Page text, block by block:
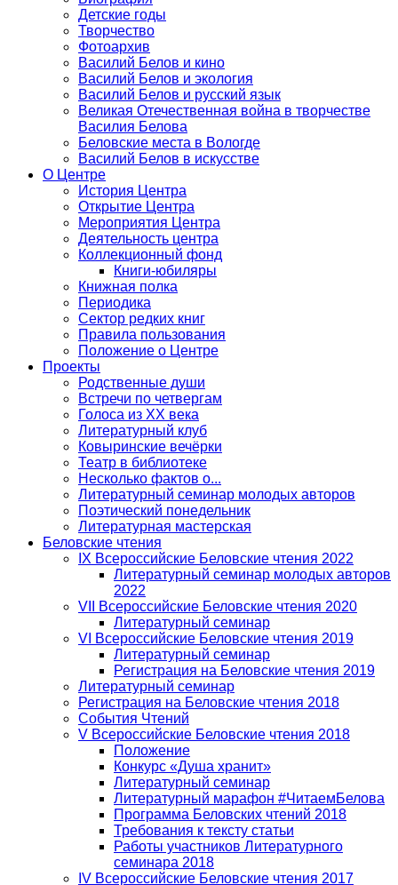
Детские годы
Творчество
Фотоархив
Василий Белов и кино
Василий Белов и экология
Василий Белов и русский язык
Великая Отечественная война в творчестве
Василия Белова
Беловские места в Вологде
Василий Белов в искусстве
О Центре
История Центра
Открытие Центра
Мероприятия Центра
Деятельность центра
Коллекционный фонд
Книги-юбиляры
Книжная полка
Периодика
Сектор редких книг
Правила пользования
Положение о Центре
Проекты
Родственные души
Встречи по четвергам
Голоса из ХХ века
Литературный клуб
Ковыринские вечёрки
Театр в библиотеке
Несколько фактов о...
Литературный семинар молодых авторов
Поэтический понедельник
Литературная мастерская
Беловские чтения
IX Всероссийские Беловские чтения 2022
Литературный семинар молодых авторов
2022
VII Всероссийские Беловские чтения 2020
Литературный семинар
VI Всероссийские Беловские чтения 2019
Литературный семинар
Регистрация на Беловские чтения 2019
Литературный семинар
Регистрация на Беловские чтения 2018
События Чтений
V Всероссийские Беловские чтения 2018
Положение
Конкурс «Душа хранит»
Литературный семинар
Литературный марафон #ЧитаемБелова
Программа Беловских чтений 2018
Требования к тексту статьи
Работы участников Литературного
семинара 2018
IV Всероссийские Беловские чтения 2017